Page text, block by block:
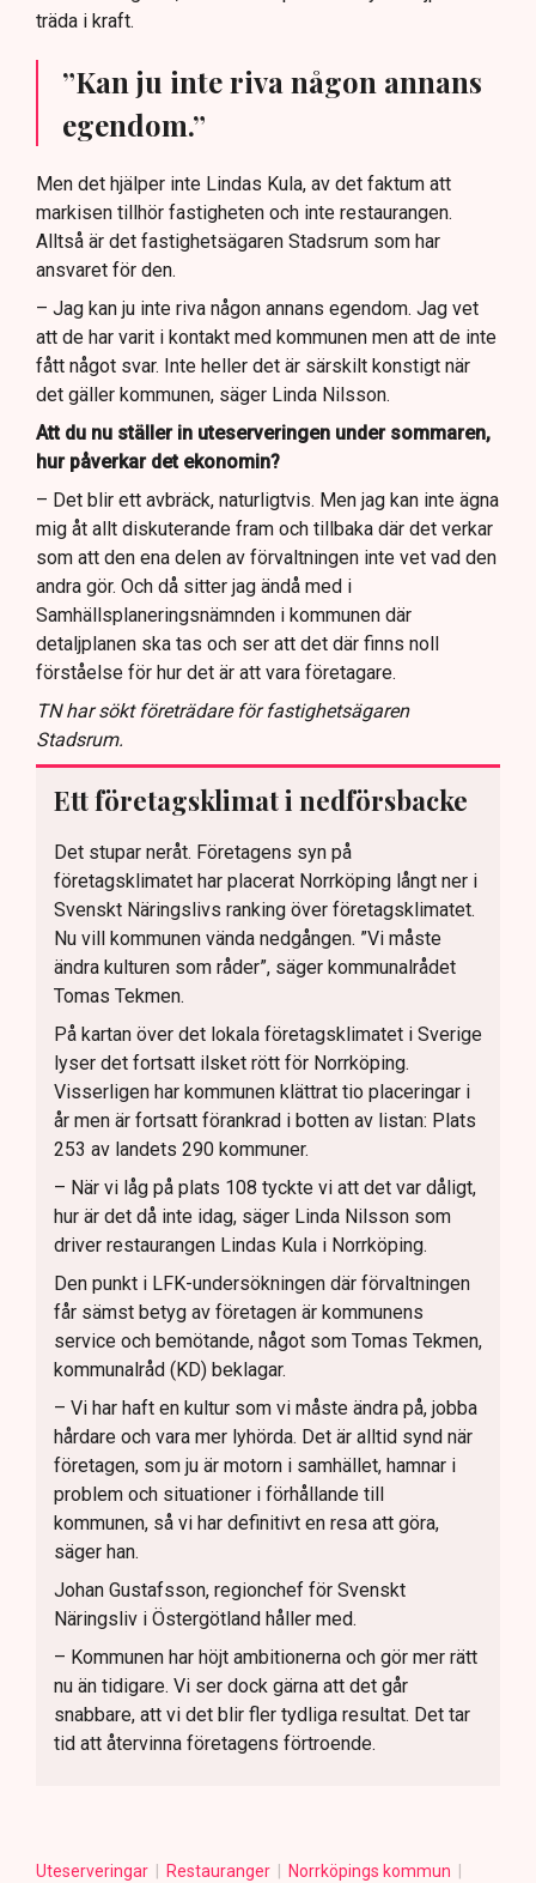
träda i kraft.
”Kan ju inte riva någon annans
egendom.”
Men det hjälper inte Lindas Kula, av det faktum att
markisen tillhör fastigheten och inte restaurangen.
Alltså är det fastighetsägaren Stadsrum som har
ansvaret för den.
– Jag kan ju inte riva någon annans egendom. Jag vet
att de har varit i kontakt med kommunen men att de inte
fått något svar. Inte heller det är särskilt konstigt när
det gäller kommunen, säger Linda Nilsson.
Att du nu ställer in uteserveringen under sommaren,
hur påverkar det ekonomin?
– Det blir ett avbräck, naturligtvis. Men jag kan inte ägna
mig åt allt diskuterande fram och tillbaka där det verkar
som att den ena delen av förvaltningen inte vet vad den
andra gör. Och då sitter jag ändå med i
Samhällsplaneringsnämnden i kommunen där
detaljplanen ska tas och ser att det där finns noll
förståelse för hur det är att vara företagare.
TN har sökt företrädare för fastighetsägaren
Stadsrum.
Ett företagsklimat i nedförsbacke
Det stupar neråt. Företagens syn på
företagsklimatet har placerat Norrköping långt ner i
Svenskt Näringslivs ranking över företagsklimatet.
Nu vill kommunen vända nedgången. ”Vi måste
ändra kulturen som råder”, säger kommunalrådet
Tomas Tekmen.
På kartan över det lokala företagsklimatet i Sverige
lyser det fortsatt ilsket rött för Norrköping.
Visserligen har kommunen klättrat tio placeringar i
år men är fortsatt förankrad i botten av listan: Plats
253 av landets 290 kommuner.
– När vi låg på plats 108 tyckte vi att det var dåligt,
hur är det då inte idag, säger Linda Nilsson som
driver restaurangen Lindas Kula i Norrköping.
Den punkt i LFK-undersökningen där förvaltningen
får sämst betyg av företagen är kommunens
service och bemötande, något som Tomas Tekmen,
kommunalråd (KD) beklagar.
– Vi har haft en kultur som vi måste ändra på, jobba
hårdare och vara mer lyhörda. Det är alltid synd när
företagen, som ju är motorn i samhället, hamnar i
problem och situationer i förhållande till
kommunen, så vi har definitivt en resa att göra,
säger han.
Johan Gustafsson, regionchef för Svenskt
Näringsliv i Östergötland håller med.
– Kommunen har höjt ambitionerna och gör mer rätt
nu än tidigare. Vi ser dock gärna att det går
snabbare, att vi det blir fler tydliga resultat. Det tar
tid att återvinna företagens förtroende.
Uteserveringar Restauranger
Norrköpings kommun